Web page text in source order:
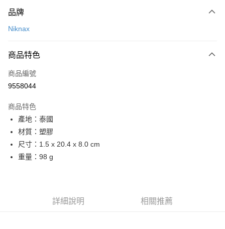
信用卡一次付款
Apple Pay
街口支付
Google Pay
全盈+PAY
大哥付你分期
相關說明
流程，驗證手機門號後，選擇欲分期的期數、繳款截止日，確認付款後即完
【關於「AFTEE先享後付」】
品牌
Niknax
商品特色
商品編號
9558044
商品特色
產地：泰國
材質：塑膠
尺寸：1.5 x 20.4 x 8.0 cm
重量：98 g
詳細說明 相關推薦